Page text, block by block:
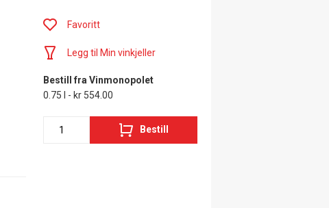
Favoritt
Legg til Min vinkjeller
Bestill fra Vinmonopolet
0.75 l - kr 554.00
Bestill